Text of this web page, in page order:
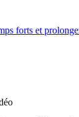
forts et